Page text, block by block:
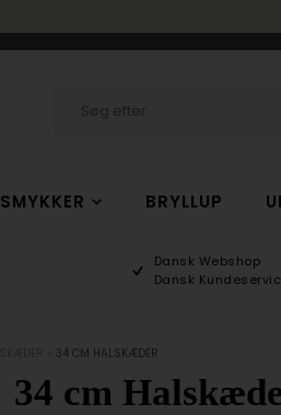
SMYKKER BRYLLUP
Dansk Webshop
Dansk
34 CM HALSKÆDER
34 cm